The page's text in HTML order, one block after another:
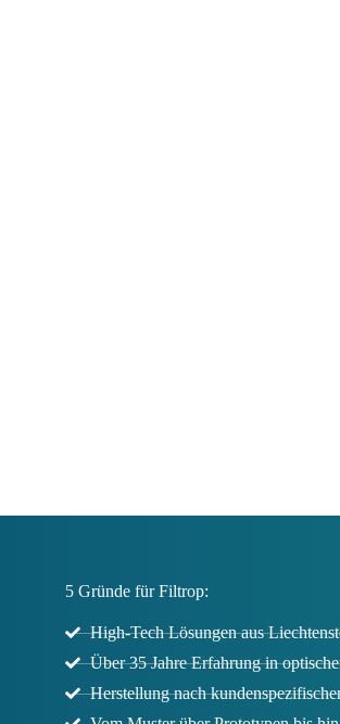
5 Gründe für Filtrop:
High-Tech Lösungen aus
Über 35 Jahre Erfahrung in
Herstellung nach